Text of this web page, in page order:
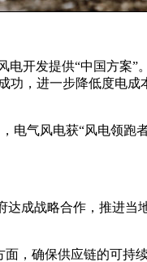
开发提供“中国方案”
功，进一步降低度电
电气风电获“风电领跑
成战略合作，推进当
，确保供应链的可持